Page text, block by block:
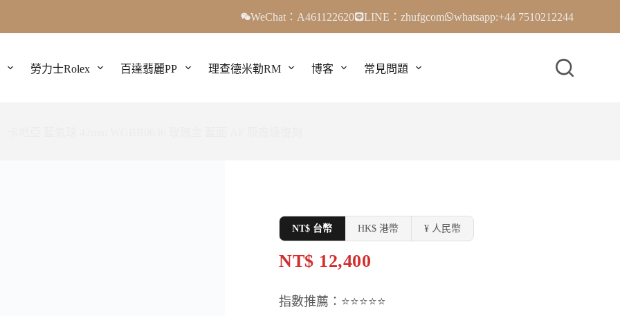
WeChat：A461122620 LINE：zhufgcom whatsapp:+44 7510212244
勞力士Rolex 百達翡麗PP 理查德米勒RM 博客 常見問題
NT$ 台幣 HK$ 港幣 ¥ 人民幣
NT$ 12,400
指數推薦：⭐⭐⭐⭐⭐